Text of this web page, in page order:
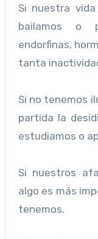
Si nuestra
bailamos o
endorfinas,
tanta
Si no tenemos
partida la
estudiamos o
Si nuestros
algo es más
tenemos.